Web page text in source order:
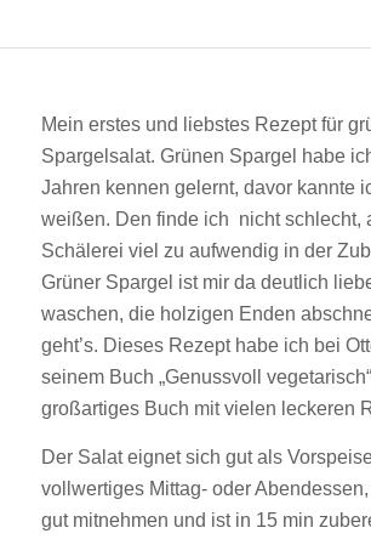
Mein erstes und liebstes Rezept für
Spargelsalat. Grünen Spargel habe
Jahren kennen gelernt, davor kannte
weißen. Den finde ich nicht schlecht,
Schälerei viel zu aufwendig in der
Grüner Spargel ist mir da deutlich
waschen, die holzigen Enden
geht’s. Dieses Rezept habe ich bei
seinem Buch „Genussvoll
großartiges Buch mit vielen leckeren
Der Salat eignet sich gut als
vollwertiges Mittag- oder
gut mitnehmen und ist in 15 min